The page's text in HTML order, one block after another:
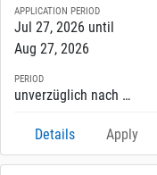
APPLICATION PERIOD
Jul 27, 2026 until
Aug 27, 2026
PERIOD
unverzüglich nach Zuschlag until 13.11.2026
Details Apply